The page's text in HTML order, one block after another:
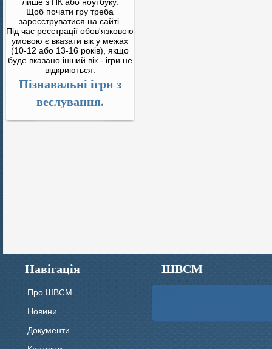
Щоб почати гру треба
зареєструватися на сайті.
Під час реєстрації обов'язковою
умовою є вказати вік у межах
(10-12 або 13-16 років), якщо
буде вказано інший вік - ігри не
відкриються.
Пізнавальні ігри з
веслування.
Навігація
Про ШВСМ
Новини
Документи
ШВСМ